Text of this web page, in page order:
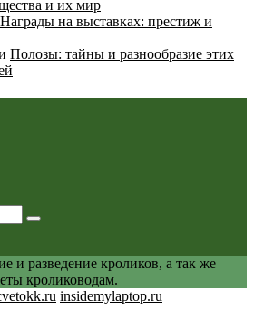
и их мир
Награды на выставках: престиж и
Полозы: тайны и разнообразие этих
и разведение кроликов, а так же
кролиководам.
insidemylaptop.ru